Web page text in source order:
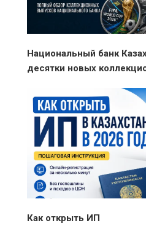
Национальный банк
десятки новых
Как открыть ИП